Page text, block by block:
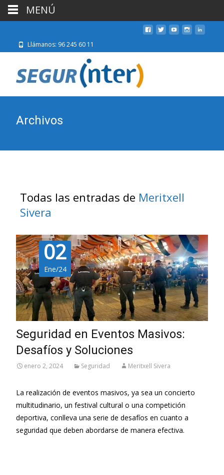
Llámanos: 96 245 60 11
Archivos
Todas las entradas de Meritxell
Sivera
02
Ene/24
Seguridad en Eventos Masivos:
Desafíos y Soluciones
enero 2, 2024 Seguridad Meritxell Sivera
La realización de eventos masivos, ya sea un concierto
multitudinario, un festival cultural o una competición
deportiva, conlleva una serie de desafíos en cuanto a
seguridad que deben abordarse de manera efectiva.
MENÚ